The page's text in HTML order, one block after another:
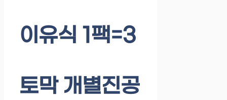
이유식 1팩=3
토막 개별진공